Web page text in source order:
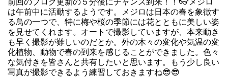
は午前中に活動するようです。メジロは日本の春を象徴す
る鳥の一つで、特に梅や桜の季節には花とともに美しい姿
を見せてくれます。オートで撮影していますが、本来動き
も早く撮影が難しいのだとか。外の木々の変化や気温の変
化植物、動物で春の到来を感じることができました。色々
な気付きを皆さんと共有したいと思います。もう少し良い
写真が撮影できるよう練習しておきますね😎😎